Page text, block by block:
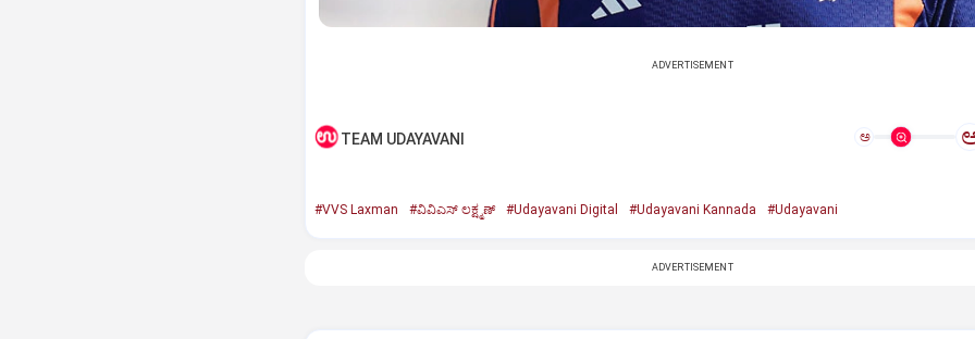
ADVERTISEMENT
TEAM UDAYAVANI ಅ
#VVS Laxman #ವಿವಿಎಸ್‌ ಲಕ್ಷ್ಮಣ್‌ #Udayavani Digital #Udayavani Kannada #Udayavani
ADVERTISEMENT